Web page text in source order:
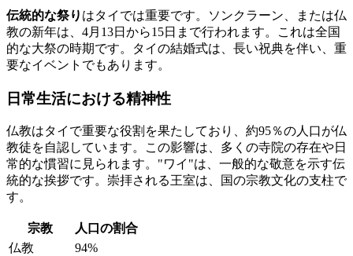
伝統的な祭り はタイでは重要です。ソンクラーン、または仏
教の新年は、4月13日から15日まで行われます。これは全国
的な大祭の時期です。タイの結婚式は、長い祝典を伴い、重
要なイベントでもあります。
日常生活における精神性
仏教はタイで重要な役割を果たしており、約95％の人口が仏
教徒を自認しています。この影響は、多くの寺院の存在や日
常的な慣習に見られます。"ワイ"は、一般的な敬意を示す伝
統的な挨拶です。崇拝される王室は、国の宗教文化の支柱で
す。
宗教
人口の割合
仏教
94%